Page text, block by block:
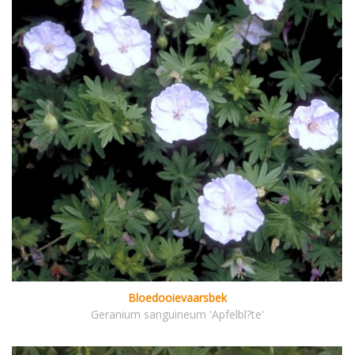
Bloedooievaarsbek
Geranium sanguineum 'Apfelbl?te'